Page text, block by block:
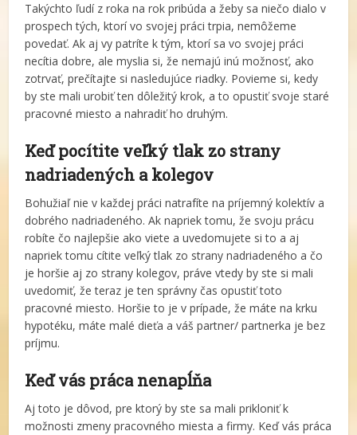
Takýchto ľudí z roka na rok pribúda a žeby sa niečo dialo v
prospech tých, ktorí vo svojej práci trpia, nemôžeme
povedať. Ak aj vy patríte k tým, ktorí sa vo svojej práci
necítia dobre, ale myslia si, že nemajú inú možnosť, ako
zotrvať, prečítajte si nasledujúce riadky. Povieme si, kedy
by ste mali urobiť ten dôležitý krok, a to opustiť svoje staré
pracovné miesto a nahradiť ho druhým.
Keď pocítite veľký tlak zo strany
nadriadených a kolegov
Bohužiaľ nie v každej práci natrafíte na príjemný kolektív a
dobrého nadriadeného. Ak napriek tomu, že svoju prácu
robíte čo najlepšie ako viete a uvedomujete si to a aj
napriek tomu cítite veľký tlak zo strany nadriadeného a čo
je horšie aj zo strany kolegov, práve vtedy by ste si mali
uvedomiť, že teraz je ten správny čas opustiť toto
pracovné miesto. Horšie to je v prípade, že máte na krku
hypotéku, máte malé dieťa a váš partner/ partnerka je bez
príjmu.
Keď vás práca nenapĺňa
Aj toto je dôvod, pre ktorý by ste sa mali prikloniť k
možnosti zmeny pracovného miesta a firmy. Keď vás práca